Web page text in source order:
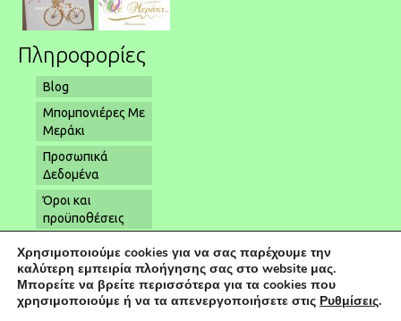
Πληροφορίες
Blog
Μπομπονιέρες Με
Μεράκι
Προσωπικά
Δεδομένα
Όροι και
προϋποθέσεις
Όροι αποστολής
– παραλαβής
Επικοινωνία
Χρησιμοποιούμε cookies για να σας παρέχουμε την
καλύτερη εμπειρία πλοήγησης σας στο website μας.
Μπορείτε να βρείτε περισσότερα για τα cookies που
χρησιμοποιούμε ή να τα απενεργοποιήσετε στις Ρυθμίσεις.